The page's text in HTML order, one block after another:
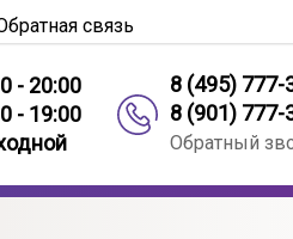
связь
- 20:00
- 19:00
8 (495) 777-
8 (901) 777-
Обратный